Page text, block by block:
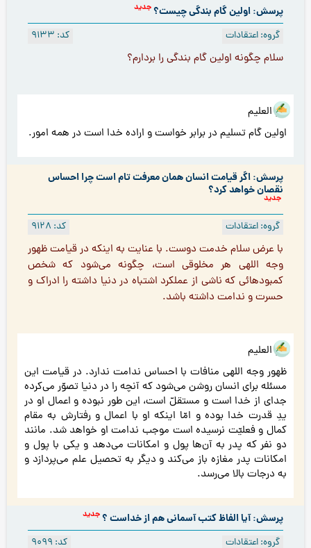
پرسش: اولین گام بندگی چیست؟جدید
کد: 9133 گروه: اعتقادات
سلام چگونه اولین گام بندگی را بردارم؟
هو العلیم
اولین گام تسلیم در برابر خواست و اراده خدا است در همه امور.
پرسش: اگر قیامت انسان همان معرفت تام است چرا احساس
نقصان خواهد کرد؟
جدید
کد: 9128 گروه: اعتقادات
با عرض سلام خدمت دوست. با عنایت به اینکه در قیامت ظهور
وجه اللهی هر مخلوقی است، چگونه می‌شود كه شخص
کمبودهائی که ناشی از عملکرد اشتباه در دنیا داشته را ادراک و
حسرت و ندامت داشته باشد.
هو العلیم
ظهور وجه اللهی منافات با احساس ندامت ندارد. در قیامت این
مسئله برای انسان روشن می‌شود که آنچه را در دنیا تصوّر می‌کرده
جدای از خدا است و مستقلّ است، این طور نبوده و اعمال او در
یدِ قدرت خدا بوده و امّا اینکه او با اعمال و رفتارش به مقام
کمال و فعلیّت نرسیده است موجب ندامت او خواهد شد. مانند
دو نفر که پدر به آن‌ها پول و امکانات می‌دهد و یکی با پول و
امکانات پدر مغازه باز می‌کند و دیگر به تحصیل علم می‌پردازد و
به درجات بالا می‌رسد.
پرسش: آیا الفاظ کتب آسمانی هم از خداست ؟جدید
کد: 9099 گروه: اعتقادات